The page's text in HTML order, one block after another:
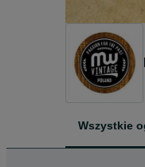
Wszystkie